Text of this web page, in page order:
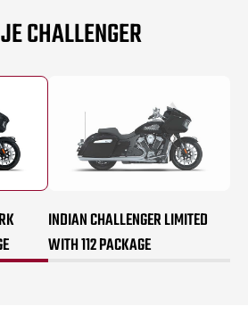
CHALLENGER
INDIAN CHALLENGER LIMITED
WITH 112 PACKAGE